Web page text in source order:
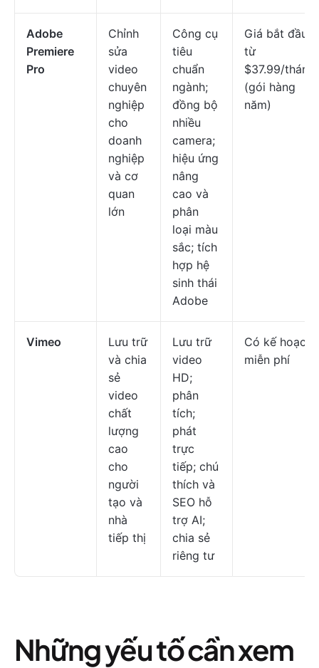
Adobe
Premiere
Pro
Chỉnh
sửa
video
chuyên
nghiệp
cho
doanh
nghiệp
và cơ
quan
lớn
Công cụ
tiêu
chuẩn
ngành;
đồng bộ
nhiều
camera;
hiệu ứng
nâng
cao và
phân
loại màu
sắc; tích
hợp hệ
sinh thái
Adobe
Giá bắt đầu
từ
$37.99/tháng
(gói hàng
năm)
Vimeo
Lưu trữ
và chia
sẻ
video
chất
lượng
cao
cho
người
tạo và
nhà
tiếp thị
Lưu trữ
video
HD;
phân
tích;
phát
trực
tiếp; chú
thích và
SEO hỗ
trợ AI;
chia sẻ
riêng tư
Có kế hoạch
miễn phí
Những yếu tố cần xem